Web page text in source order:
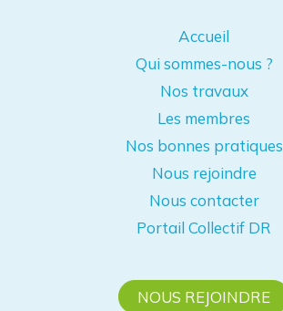
Accueil
Qui sommes-nous ?
Nos travaux
Les membres
Nos bonnes pratiques
Nous rejoindre
Nous contacter
Portail Collectif DR
NOUS REJOINDRE